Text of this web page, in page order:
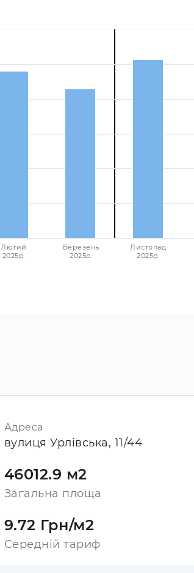
Лютий
2025p.
Березень
2025p.
Листопад
2025p.
Адреса
вулиця Урлівська, 11/44
46012.9 м2
Загальна площа
9.72 Грн/м2
Середній тариф